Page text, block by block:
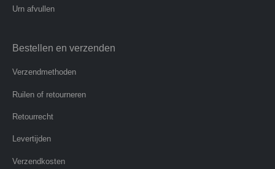
Urn afvullen
Bestellen en verzenden
Verzendmethoden
Ruilen of retourneren
Retourrecht
Levertijden
Verzendkosten